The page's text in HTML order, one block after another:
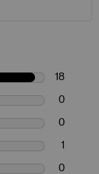
18
0
0
1
0